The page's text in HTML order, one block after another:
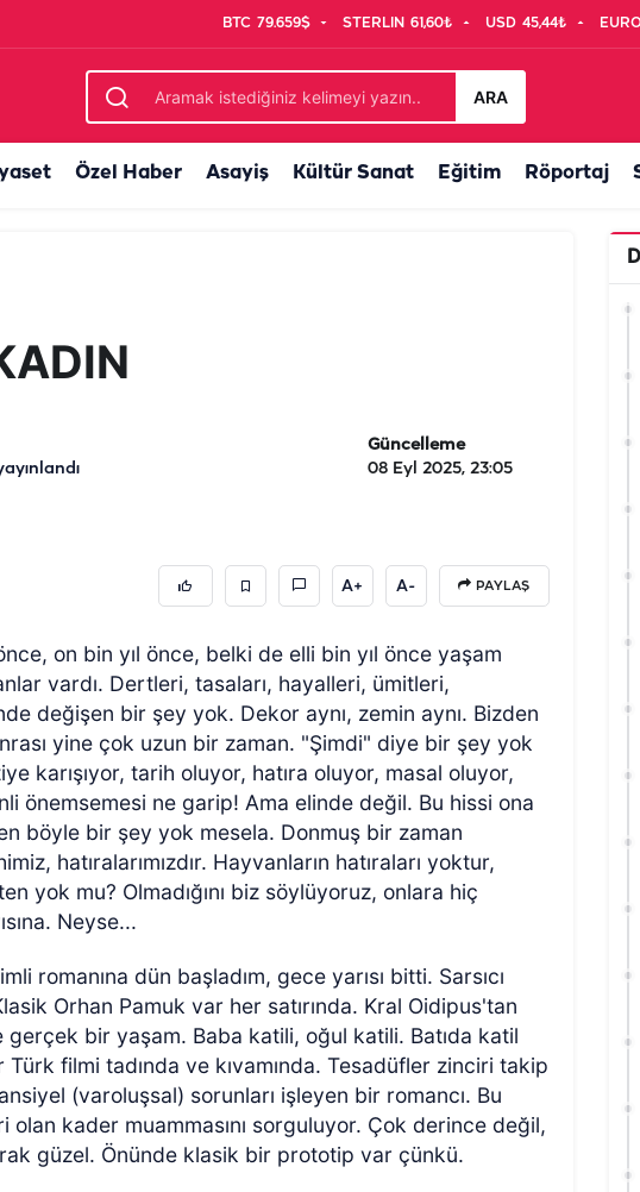
BTC 79.659$ STERLIN 61,60₺ USD 45,44₺
ARA
Özel Haber Asayiş Kültür Sanat Eğitim Röportaj
Güncelleme
08 Eyl 2025, 23:05
A+ A- PAYLAŞ
on bin yıl önce, belki de elli bin yıl önce yaşam
vardı. Dertleri, tasaları, hayalleri, ümitleri,
değişen bir şey yok. Dekor aynı, zemin aynı. Bizden
yine çok uzun bir zaman. "Şimdi" diye bir şey yok
karışıyor, tarih oluyor, hatıra oluyor, masal oluyor,
önemsemesi ne garip! Ama elinde değil. Bu hissi ona
böyle bir şey yok mesela. Donmuş bir zaman
hatıralarımızdır. Hayvanların hatıraları yoktur,
yok mu? Olmadığını biz söylüyoruz, onlara hiç
Neyse...
romanına dün başladım, gece yarısı bitti. Sarsıcı
Orhan Pamuk var her satırında. Kral Oidipus'tan
bir yaşam. Baba katili, oğul katili. Batıda katil
filmi tadında ve kıvamında. Tesadüfler zinciri takip
(varoluşsal) sorunları işleyen bir romancı. Bu
kader muammasını sorguluyor. Çok derince değil,
güzel. Önünde klasik bir prototip var çünkü.